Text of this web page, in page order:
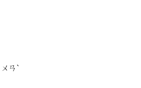
ㄢˋ